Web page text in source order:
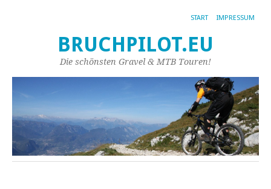
START IMPRESSUM
BRUCHPILOT.EU
Die schönsten Gravel & MTB Touren!